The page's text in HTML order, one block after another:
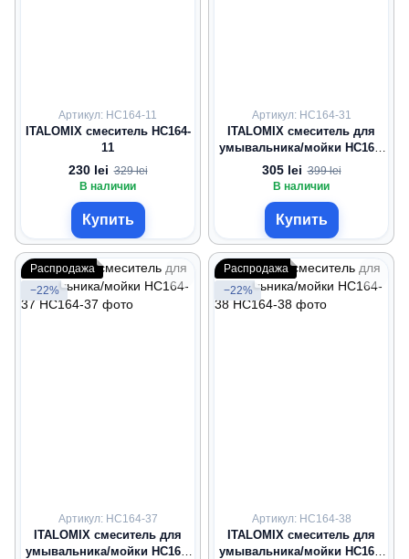
Артикул: HC164-11
ITALOMIX смеситель HC164-
11
230 lei 329 lei
В наличии
Купить
Артикул: HC164-31
ITALOMIX смеситель для
умывальника/мойки HC164-
31
305 lei 399 lei
В наличии
Купить
Распродажа
−22%
Артикул: HC164-37
ITALOMIX смеситель для
умывальника/мойки HC164-
Распродажа
−22%
Артикул: HC164-38
ITALOMIX смеситель для
умывальника/мойки HC164-